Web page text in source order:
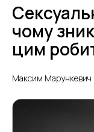
чому
цим
Максим Марункевич